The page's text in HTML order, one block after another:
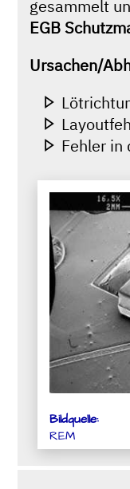
gesammelt
EGB
Ursachen/
Fehler in
Bildquelle:
REM